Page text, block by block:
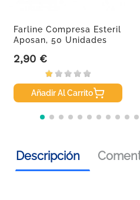
Farline Compresa Esteril
Aposan, 50 Unidades
Precio
2,90 €
Añadir Al Carrito
Descripción